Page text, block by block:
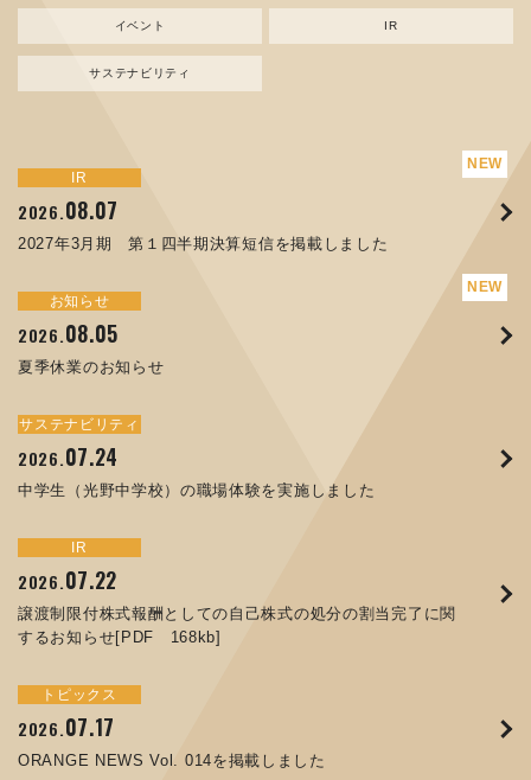
イベント IR
サステナビリティ
IR
2026.08.07
2027年3月期 第１四半期決算短信を掲載しました
お知らせ
2026.08.05
夏季休業のお知らせ
サステナビリティ
2026.07.24
中学生（光野中学校）の職場体験を実施しました
IR
2026.07.22
譲渡制限付株式報酬としての自己株式の処分の割当完了に関
するお知らせ[PDF 168kb]
トピックス
2026.07.17
ORANGE NEWS Vol. 014を掲載しました
新規事業
2024.04.10
資源ごみAI 自動選別機 販売開始のお知らせ
お知らせ
2026.08.05
夏季休業のお知らせ
お知らせ
2025.11.17
コラムを更新しました：MECT2025(メカトロテックジャパ
お知らせ
2025. 09.02
お知らせ
2025.05.29
コラムを更新しました：MEX金沢2025(第61回機械工業見本
お知らせ
2025.05.15
トピックス
2026.07.17
ORANGE NEWS Vol. 014を掲載しました
トピックス
2026.04.17
ORANGE NEWS Vol. 013を掲載しました
トピックス
2025.10.01
高松流技Vol.25を掲載しました
トピックス
2025.09.10
ORANGE NEWS Vol. 011を掲載しました
2025.07.31
ORANGE NEWS Vol. 010を掲載しました
イベント
2026.04.03
MEX金沢2026 出展のご案内 ※終了しました
イベント
2025.08.29
MECT 2025 出展のご案内 ※終了しました
イベント
2025.04.16
MEX金沢2025 出展のご案内 ※終了しました
イベント
2024.09.26
JIMTOF2024 出展のご案内 ※終了しました
2024.05.13
MEX金沢2024 学生向け会社説明コーナー予約のご案内 ※
終了しました
IR
2026.08.07
2027年3月期 第１四半期決算短信を掲載しました
IR
2026.07.22
譲渡制限付株式報酬としての自己株式の処分の割当完了に関
IR
2026. 07.07
IR
2026.07.01
コーポレートガバナンス報告書を更新しました
IR
2026.06.26
第65回定時株主総会のご報告を掲載しました
サステナビリティ
2026.07.24
中学生（光野中学校）の職場体験を実施しました
サステナビリティ
2026.06.12
人材戦略を策定しました
サステナビリティ
2026.03.26
「健康経営優良法人２０２６（大規模法人部門）」に認定さ
サステナビリティ
2025.12.09
令和７年度石川県ワークライフバランス企業知事表彰「優良
サステナビリティ
2025.12.04